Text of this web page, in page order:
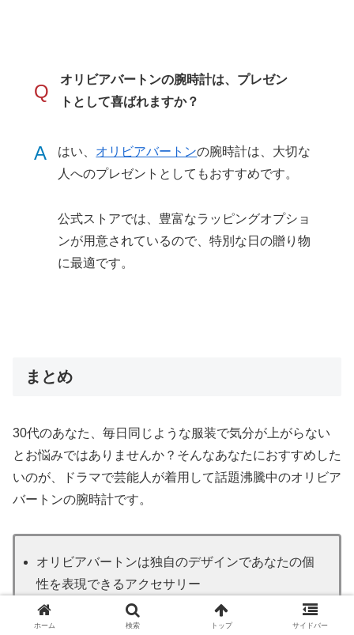
Q
オリビアバートンの腕時計は、プレゼン
トとして喜ばれますか？
A はい、 オリビアバートンの腕時計は、大切な
人へのプレゼントとしてもおすすめです。
公式ストアでは、豊富なラッピングオプショ
ンが用意されているので、特別な日の贈り物
に最適です。
まとめ
30代のあなた、毎日同じような服装で気分が上がらない
とお悩みではありませんか？そんなあなたにおすすめした
いのが、ドラマで芸能人が着用して話題沸騰中のオリビア
バートンの腕時計です。
オリビアバートンは独自のデザインであなたの個
性を表現できるアクセサリー
ファッション感度の高い芸能人がドラマで愛用
ホーム 検索 トップ サイドバー